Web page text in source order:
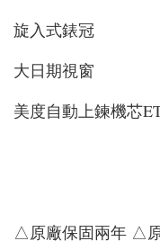
旋入式錶冠
大日期視窗
美度自動上鍊機芯
△原廠保固兩年 △